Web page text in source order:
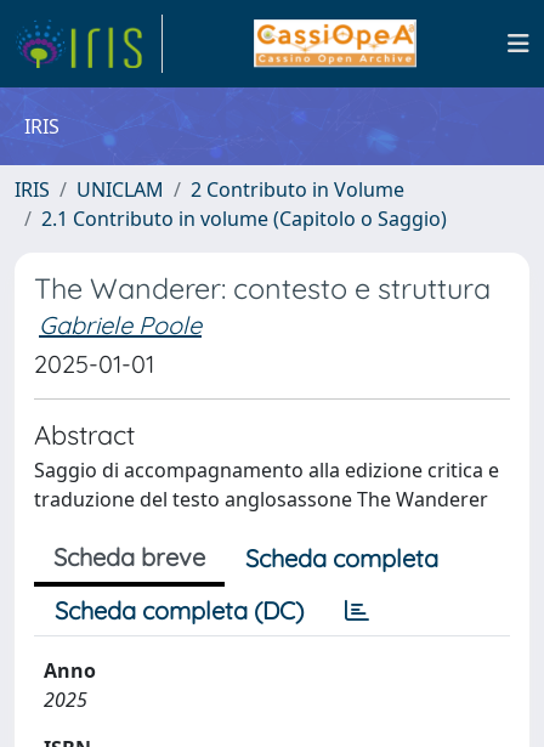
IRIS
IRIS UNICLAM
2 Contributo in Volume
2.1 Contributo in volume (Capitolo o Saggio)
The Wanderer: contesto e struttura
Gabriele Poole
2025-01-01
Abstract
Saggio di accompagnamento alla edizione critica e
traduzione del testo anglosassone The Wanderer
Scheda breve
Scheda completa
Scheda completa (DC)
Anno
2025